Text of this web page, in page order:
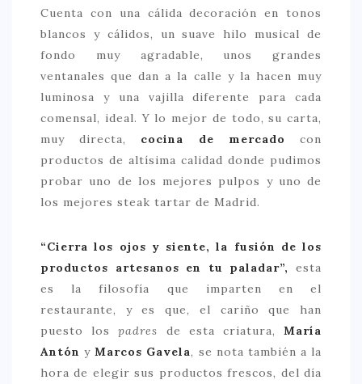
LIFESTYLE
CONOCIENDO A …
ESCAPADAS
GOURMET
HEALTHY
MAPA
POR SUS BAÑOS…
Cuenta con una cálida decoración en tonos
blancos y cálidos, un suave hilo musical de
fondo muy agradable, unos grandes
ventanales que dan a la calle y la hacen muy
luminosa y una vajilla diferente para cada
comensal, ideal. Y lo mejor de todo, su carta,
muy directa, cocina de mercado
con
productos de altísima calidad donde pudimos
probar uno de los mejores pulpos y uno de
los mejores steak tartar de Madrid.
“Cierra los ojos y siente, la fusión de los
productos artesanos en tu paladar”,
esta
es la filosofía que imparten en el
restaurante, y es que, el cariño que han
puesto lospadres de esta criatura,María
Antón yMarcos Gavela, se nota también a la
hora de elegir sus productos frescos, del día